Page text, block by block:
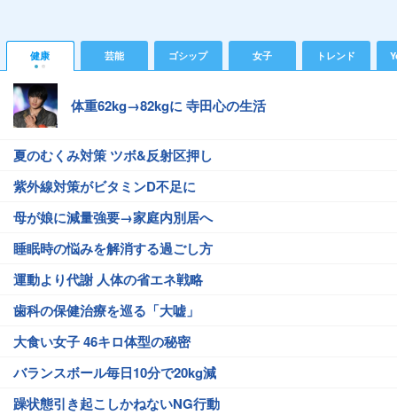
健康 芸能 ゴシップ 女子 トレンド
体重62kg→82kgに 寺田心の生活
夏のむくみ対策 ツボ&反射区押し
紫外線対策がビタミンD不足に
母が娘に減量強要→家庭内別居へ
睡眠時の悩みを解消する過ごし方
運動より代謝 人体の省エネ戦略
歯科の保健治療を巡る「大嘘」
大食い女子 46キロ体型の秘密
バランスボール毎日10分で20kg減
躁状態引き起こしかねないNG行動